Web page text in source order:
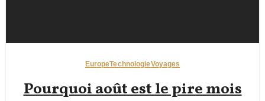
EuropeTechnologieVoyages
Pourquoi août est le pire mois